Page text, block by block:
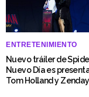
ENTRETENIMIENTO
Nuevo tráiler de
Nuevo Día es
Tom Holland y